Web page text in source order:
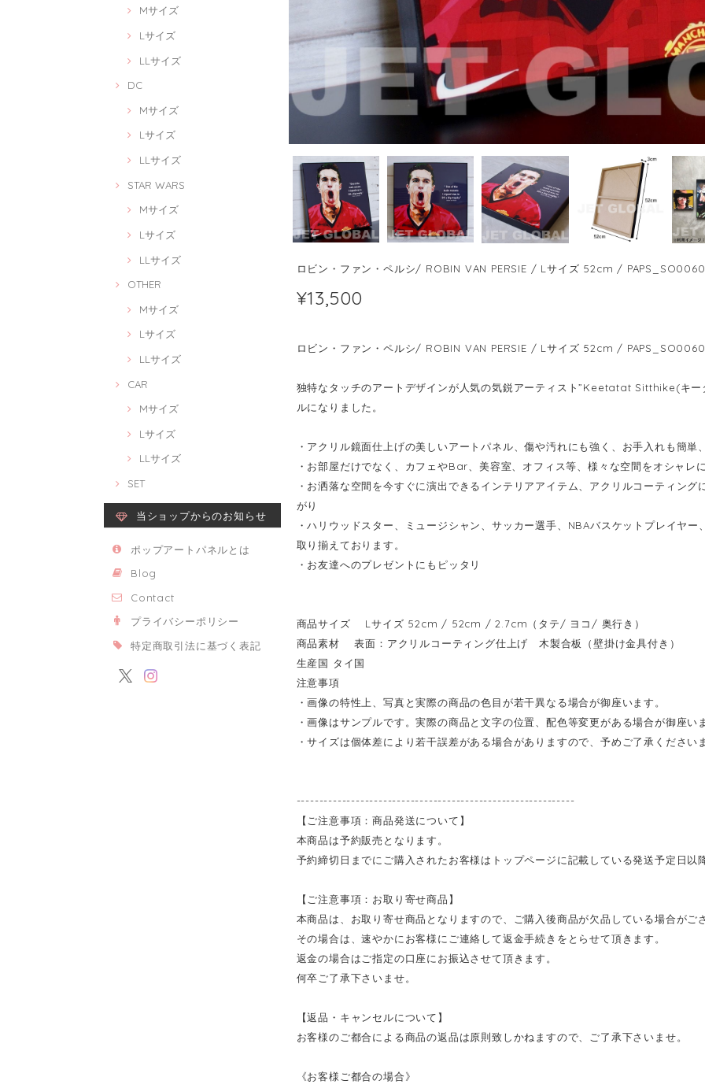
Mサイズ
Lサイズ
LLサイズ
DC
Mサイズ
Lサイズ
LLサイズ
STAR WARS
Mサイズ
Lサイズ
LLサイズ
OTHER
Mサイズ
Lサイズ
LLサイズ
CAR
Mサイズ
Lサイズ
LLサイズ
SET
当ショップからのお知らせ
ポップアートパネルとは
Blog
Contact
プライバシーポリシー
特定商取引法に基づく表記
ロビン・ファン・ペルシ/ ROBIN VAN PERSIE / Lサイズ 52cm / PAPS_SO0060
¥13,500
ロビン・ファン・ペルシ/ ROBIN VAN PERSIE / Lサイズ 52cm / PAPS_SO0060
独特なタッチのアートデザインが人気の気鋭アーティスト”Keetatat Sitthike(キー
ルになりました。
・アクリル鏡面仕上げの美しいアートパネル、傷や汚れにも強く、お手入れも簡単
・お部屋だけでなく、カフェやBar、美容室、オフィス等、様々な空間をオシャレ
・お洒落な空間を今すぐに演出できるインテリアアイテム、アクリルコーティン
がり
・ハリウッドスター、ミュージシャン、サッカー選手、NBAバスケットプレイヤ
取り揃えております。
・お友達へのプレゼントにもピッタリ
商品サイズ Lサイズ 52cm / 52cm / 2.7cm（タテ/ ヨコ/ 奥行き）
商品素材 表面：アクリルコーティング仕上げ 木製合板（壁掛け金具付き）
生産国 タイ国
注意事項
・画像の特性上、写真と実際の商品の色目が若干異なる場合が御座います。
・画像はサンプルです。実際の商品と文字の位置、配色等変更がある場合が御座い
・サイズは個体差により若干誤差がある場合がありますので、予めご了承ください
-------------------------------------------------------------
【ご注意事項：商品発送について】
本商品は予約販売となります。
予約締切日までにご購入されたお客様はトップページに記載している発送予定日
【ご注意事項：お取り寄せ商品】
本商品は、お取り寄せ商品となりますので、ご購入後商品が欠品している場合がご
その場合は、速やかにお客様にご連絡して返金手続きをとらせて頂きます。
返金の場合はご指定の口座にお振込させて頂きます。
何卒ご了承下さいませ。
【返品・キャンセルについて】
お客様のご都合による商品の返品は原則致しかねますので、ご了承下さいませ。
《お客様ご都合の場合》